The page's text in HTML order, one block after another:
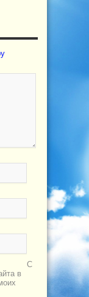
С
в